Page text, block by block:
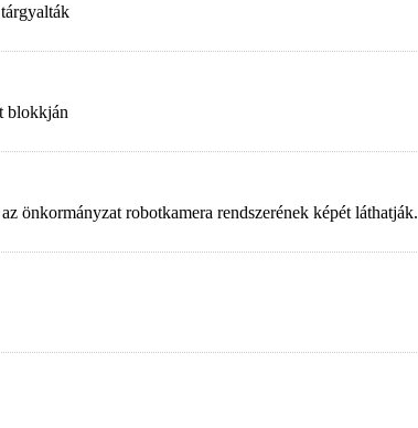
blokkján
önkormányzat robotkamera rendszerének képét láthatják.